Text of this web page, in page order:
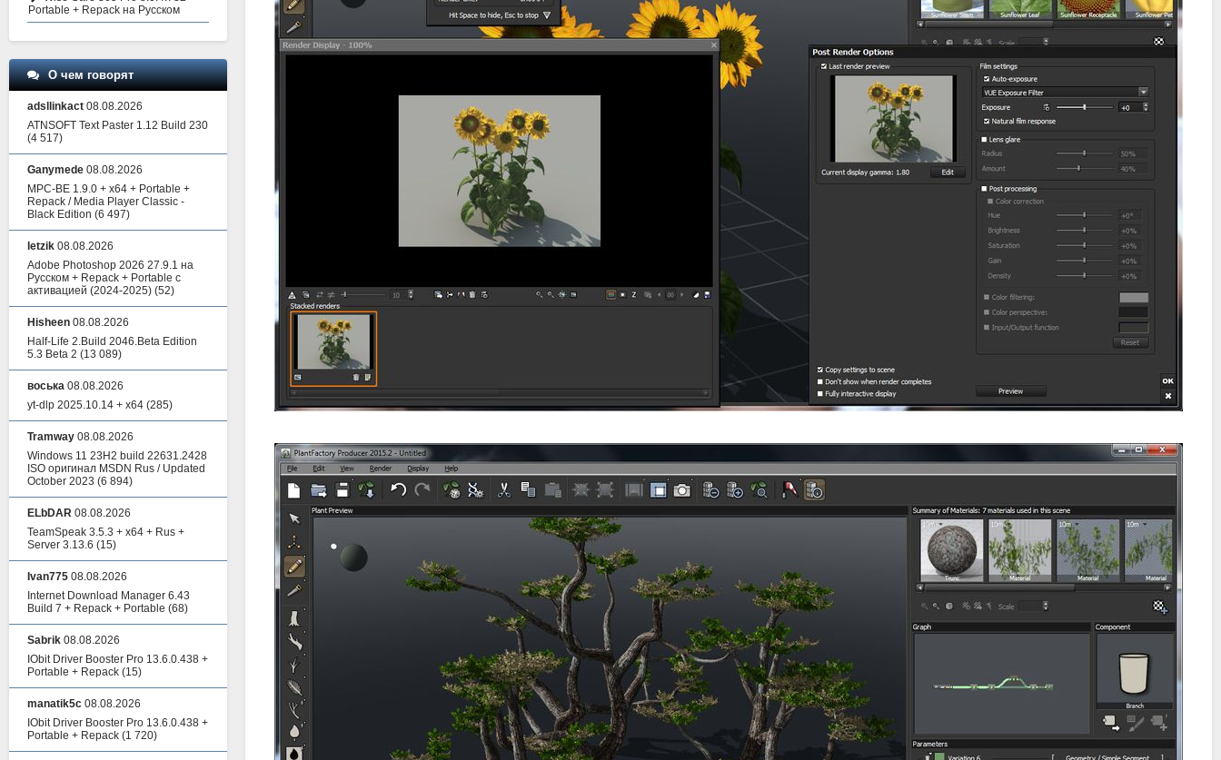
Portable + Repack на Русском
О чем говорят
adsllinkact 08.08.2026
ATNSOFT Text Paster 1.12 Build 230
(4 517)
Ganymede 08.08.2026
MPC-BE 1.9.0 + x64 + Portable +
Repack / Media Player Classic -
Black Edition (6 497)
letzik 08.08.2026
Adobe Photoshop 2026 27.9.1 на
Русском + Repack + Portable с
активацией (2024-2025) (52)
Hisheen 08.08.2026
Half-Life 2.Build 2046.Beta Edition
5.3 Beta 2 (13 089)
воська 08.08.2026
yt-dlp 2025.10.14 + x64 (285)
Tramway 08.08.2026
Windows 11 23H2 build 22631.2428
ISO оригинал MSDN Rus / Updated
October 2023 (6 894)
ELbDAR 08.08.2026
TeamSpeak 3.5.3 + x64 + Rus +
Server 3.13.6 (15)
Ivan775 08.08.2026
Internet Download Manager 6.43
Build 7 + Repack + Portable (68)
Sabrik 08.08.2026
IObit Driver Booster Pro 13.6.0.438 +
Portable + Repack (15)
manatik5c 08.08.2026
IObit Driver Booster Pro 13.6.0.438 +
Portable + Repack (1 720)